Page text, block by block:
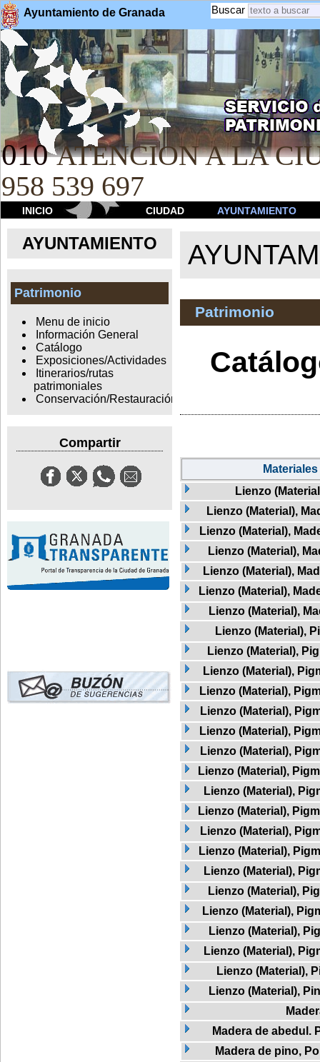
Ayuntamiento de Granada Buscar
010 ATENCION A LA
958 539 697
INICIO CIUDAD AYUNTAMIENTO
AYUNTAMIENTO
Patrimonio
Menu de inicio
Información General
Catálogo
Exposiciones/Actividades
Itinerarios/rutas
patrimoniales
Conservación/Restauración
Compartir
Patrimonio
Materiales
Lienzo
Lienzo (Material),
Lienzo (Material),
Lienzo (Material),
Lienzo (Material),
Lienzo (Material),
Lienzo (Material),
Lienzo (Material),
Lienzo (Material),
Lienzo (Material),
Lienzo (Material),
Lienzo (Material),
Lienzo (Material),
Lienzo (Material),
Lienzo (Material),
Lienzo (Material),
Lienzo (Material),
Lienzo (Material),
Lienzo (Material),
Lienzo (Material),
Lienzo (Material),
Lienzo (Material),
Lienzo (Material),
Lienzo (Material),
Lienzo (Material),
Lienzo (Material),
Madera de abedul.
Madera de pino,